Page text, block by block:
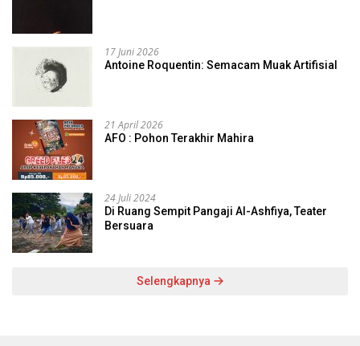
17 Juni 2026
Antoine Roquentin: Semacam Muak Artifisial
21 April 2026
AFO : Pohon Terakhir Mahira
24 Juli 2024
Di Ruang Sempit Pangaji Al-Ashfiya, Teater
Bersuara
Selengkapnya